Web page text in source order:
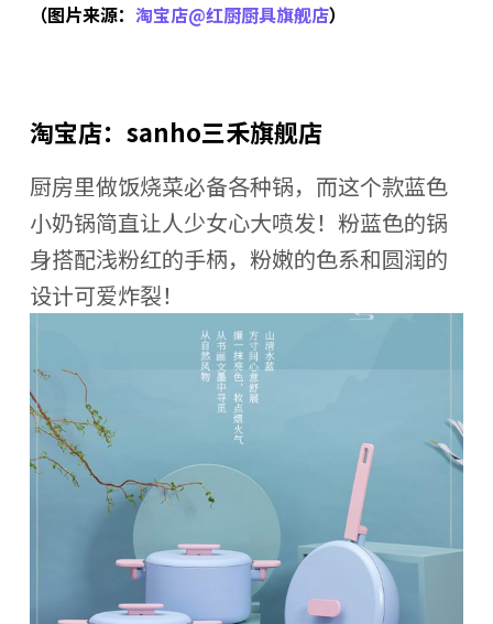
（图片来源： 淘宝店@红厨厨具旗舰店）
淘宝店：sanho三禾旗舰店
厨房里做饭烧菜必备各种锅，而这个款蓝色
小奶锅简直让人少女心大喷发！粉蓝色的锅
身搭配浅粉红的手柄，粉嫩的色系和圆润的
设计可爱炸裂！